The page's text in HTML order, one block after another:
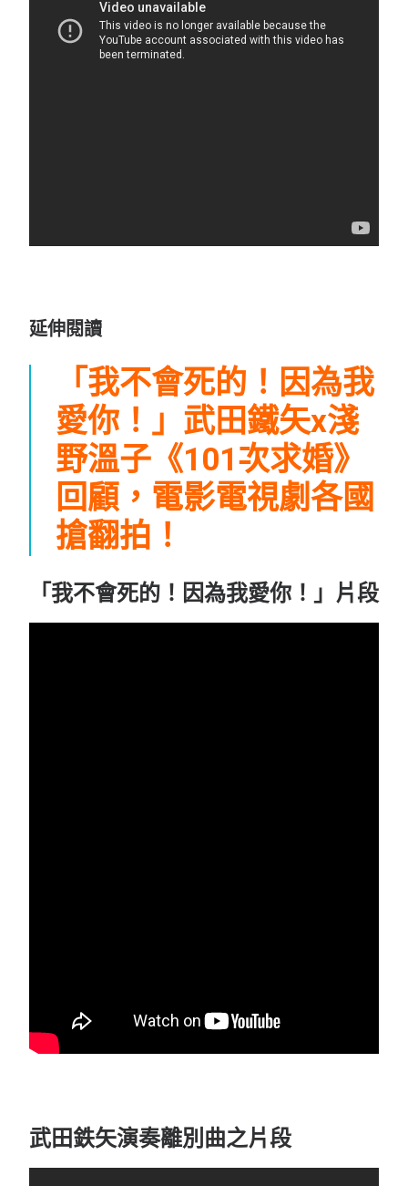
延伸閱讀
「我不會死的！因為我
愛你！」武田鐵矢x淺
野溫子《101次求婚》
回顧，電影電視劇各國
搶翻拍！
「我不會死的！因為我愛你！」片段
武田鉄矢演奏離別曲之片段